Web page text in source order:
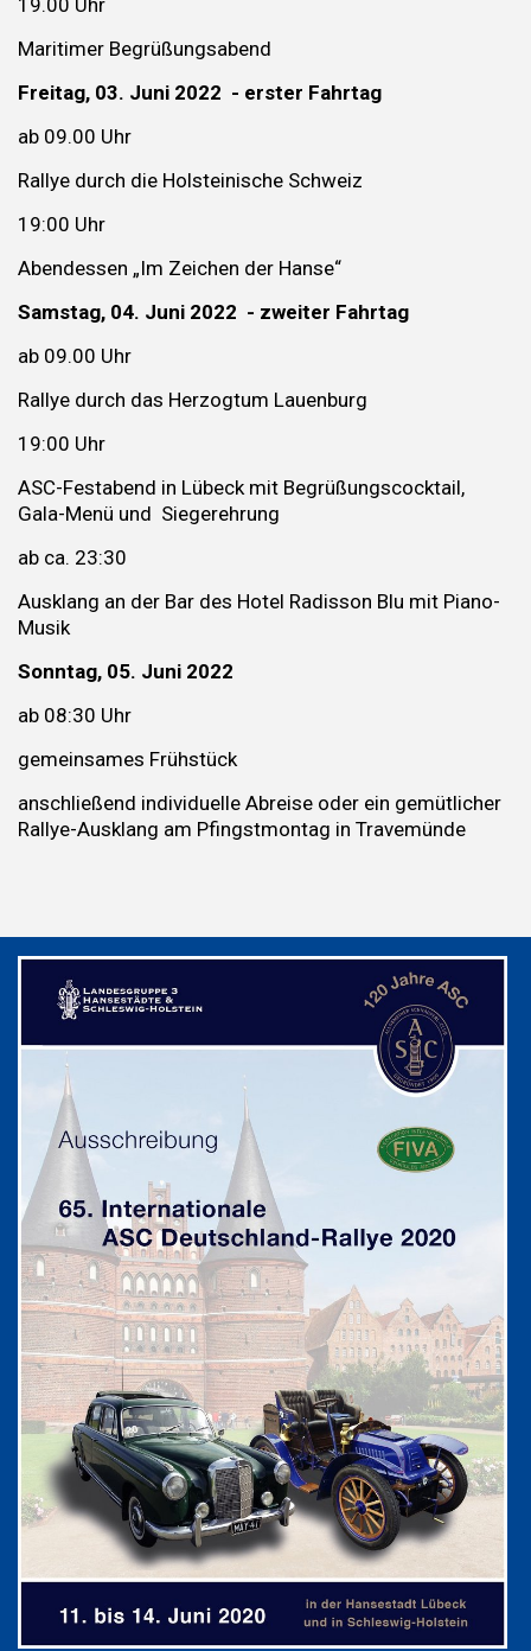
Maritimer Begrüßungsabend
Freitag, 03. Juni 2022 - erster Fahrtag
ab 09.00 Uhr
Rallye durch die Holsteinische Schweiz
19:00 Uhr
Abendessen „Im Zeichen der Hanse“
Samstag, 04. Juni 2022 - zweiter Fahrtag
ab 09.00 Uhr
Rallye durch das Herzogtum Lauenburg
19:00 Uhr
ASC-Festabend in Lübeck mit Begrüßungscocktail,
Gala-Menü und Siegerehrung
ab ca. 23:30
Ausklang an der Bar des Hotel Radisson Blu mit Piano-
Musik
Sonntag, 05. Juni 2022
ab 08:30 Uhr
gemeinsames Frühstück
anschließend individuelle Abreise oder ein gemütlicher
Rallye-Ausklang am Pfingstmontag in Travemünde